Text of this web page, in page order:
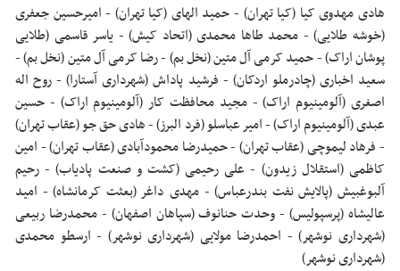
هادی مهدوی کیا (کیا تهران) - حمید الهای (کیا تهران) - امیرحسین جعفری
(خوشه طلایی) - محمد طاها محمدی (اتحاد کیش) - یاسر قاسمی (طلایی
پوشان اراک) - حمید کرمی آل متین (نخل بم) - رضا کرمی آل متین (نخل بم) -
سعید اخباری (چادرملو اردکان) - فرشید پاداش (شهرداری آستارا) - روح اله
اصغری (آلومینیوم اراک) - مجید محافظت کار (آلومینیوم اراک) - حسین
عبدی (آلومینیوم اراک) - امیر عباسلو (فرد البرز) - هادی حق جو (عقاب تهران)
- فرهاد لیموچی (عقاب تهران) - حمیدرضا محمودآبادی (عقاب تهران) - امین
کاظمی (استقلال زیدون) - علی رحیمی (کشت و صنعت پادیاب) - رحیم
آلبوغبیش (پالایش نفت بندرعباس) - مهدی داغر (بعثت کرمانشاه) - امید
عالیشاه (پرسپولیس) - وحدت حنانوف (سپاهان اصفهان) - محمدرضا ربیعی
(شهرداری نوشهر) - احمدرضا مولایی (شهرداری نوشهر) - ارسطو محمدی
(شهرداری نوشهر)